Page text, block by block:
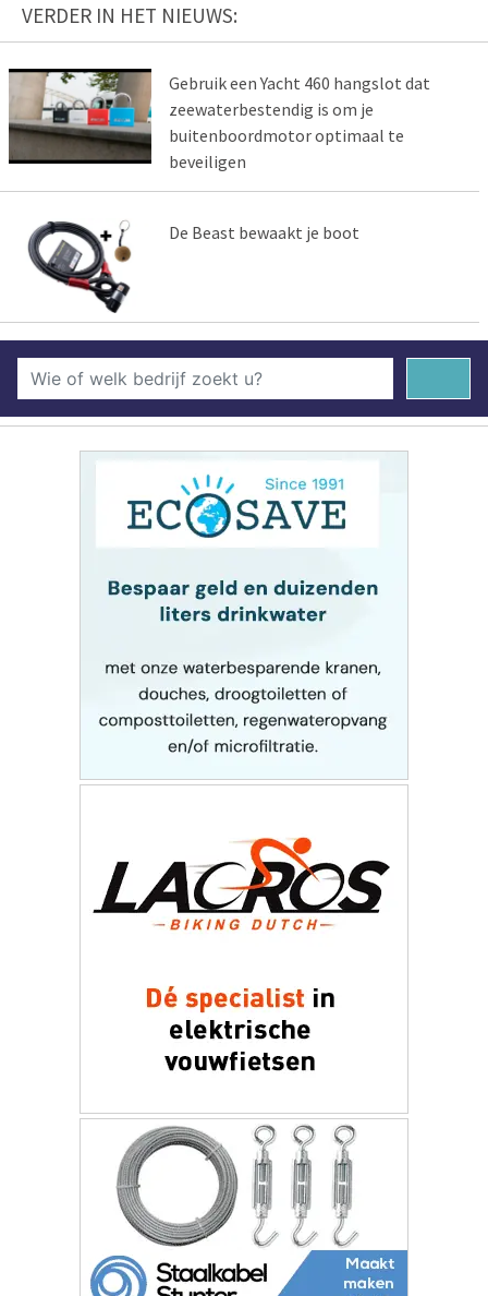
VERDER IN HET NIEUWS:
Gebruik een Yacht 460 hangslot dat
zeewaterbestendig is om je
buitenboordmotor optimaal te
beveiligen
De Beast bewaakt je boot